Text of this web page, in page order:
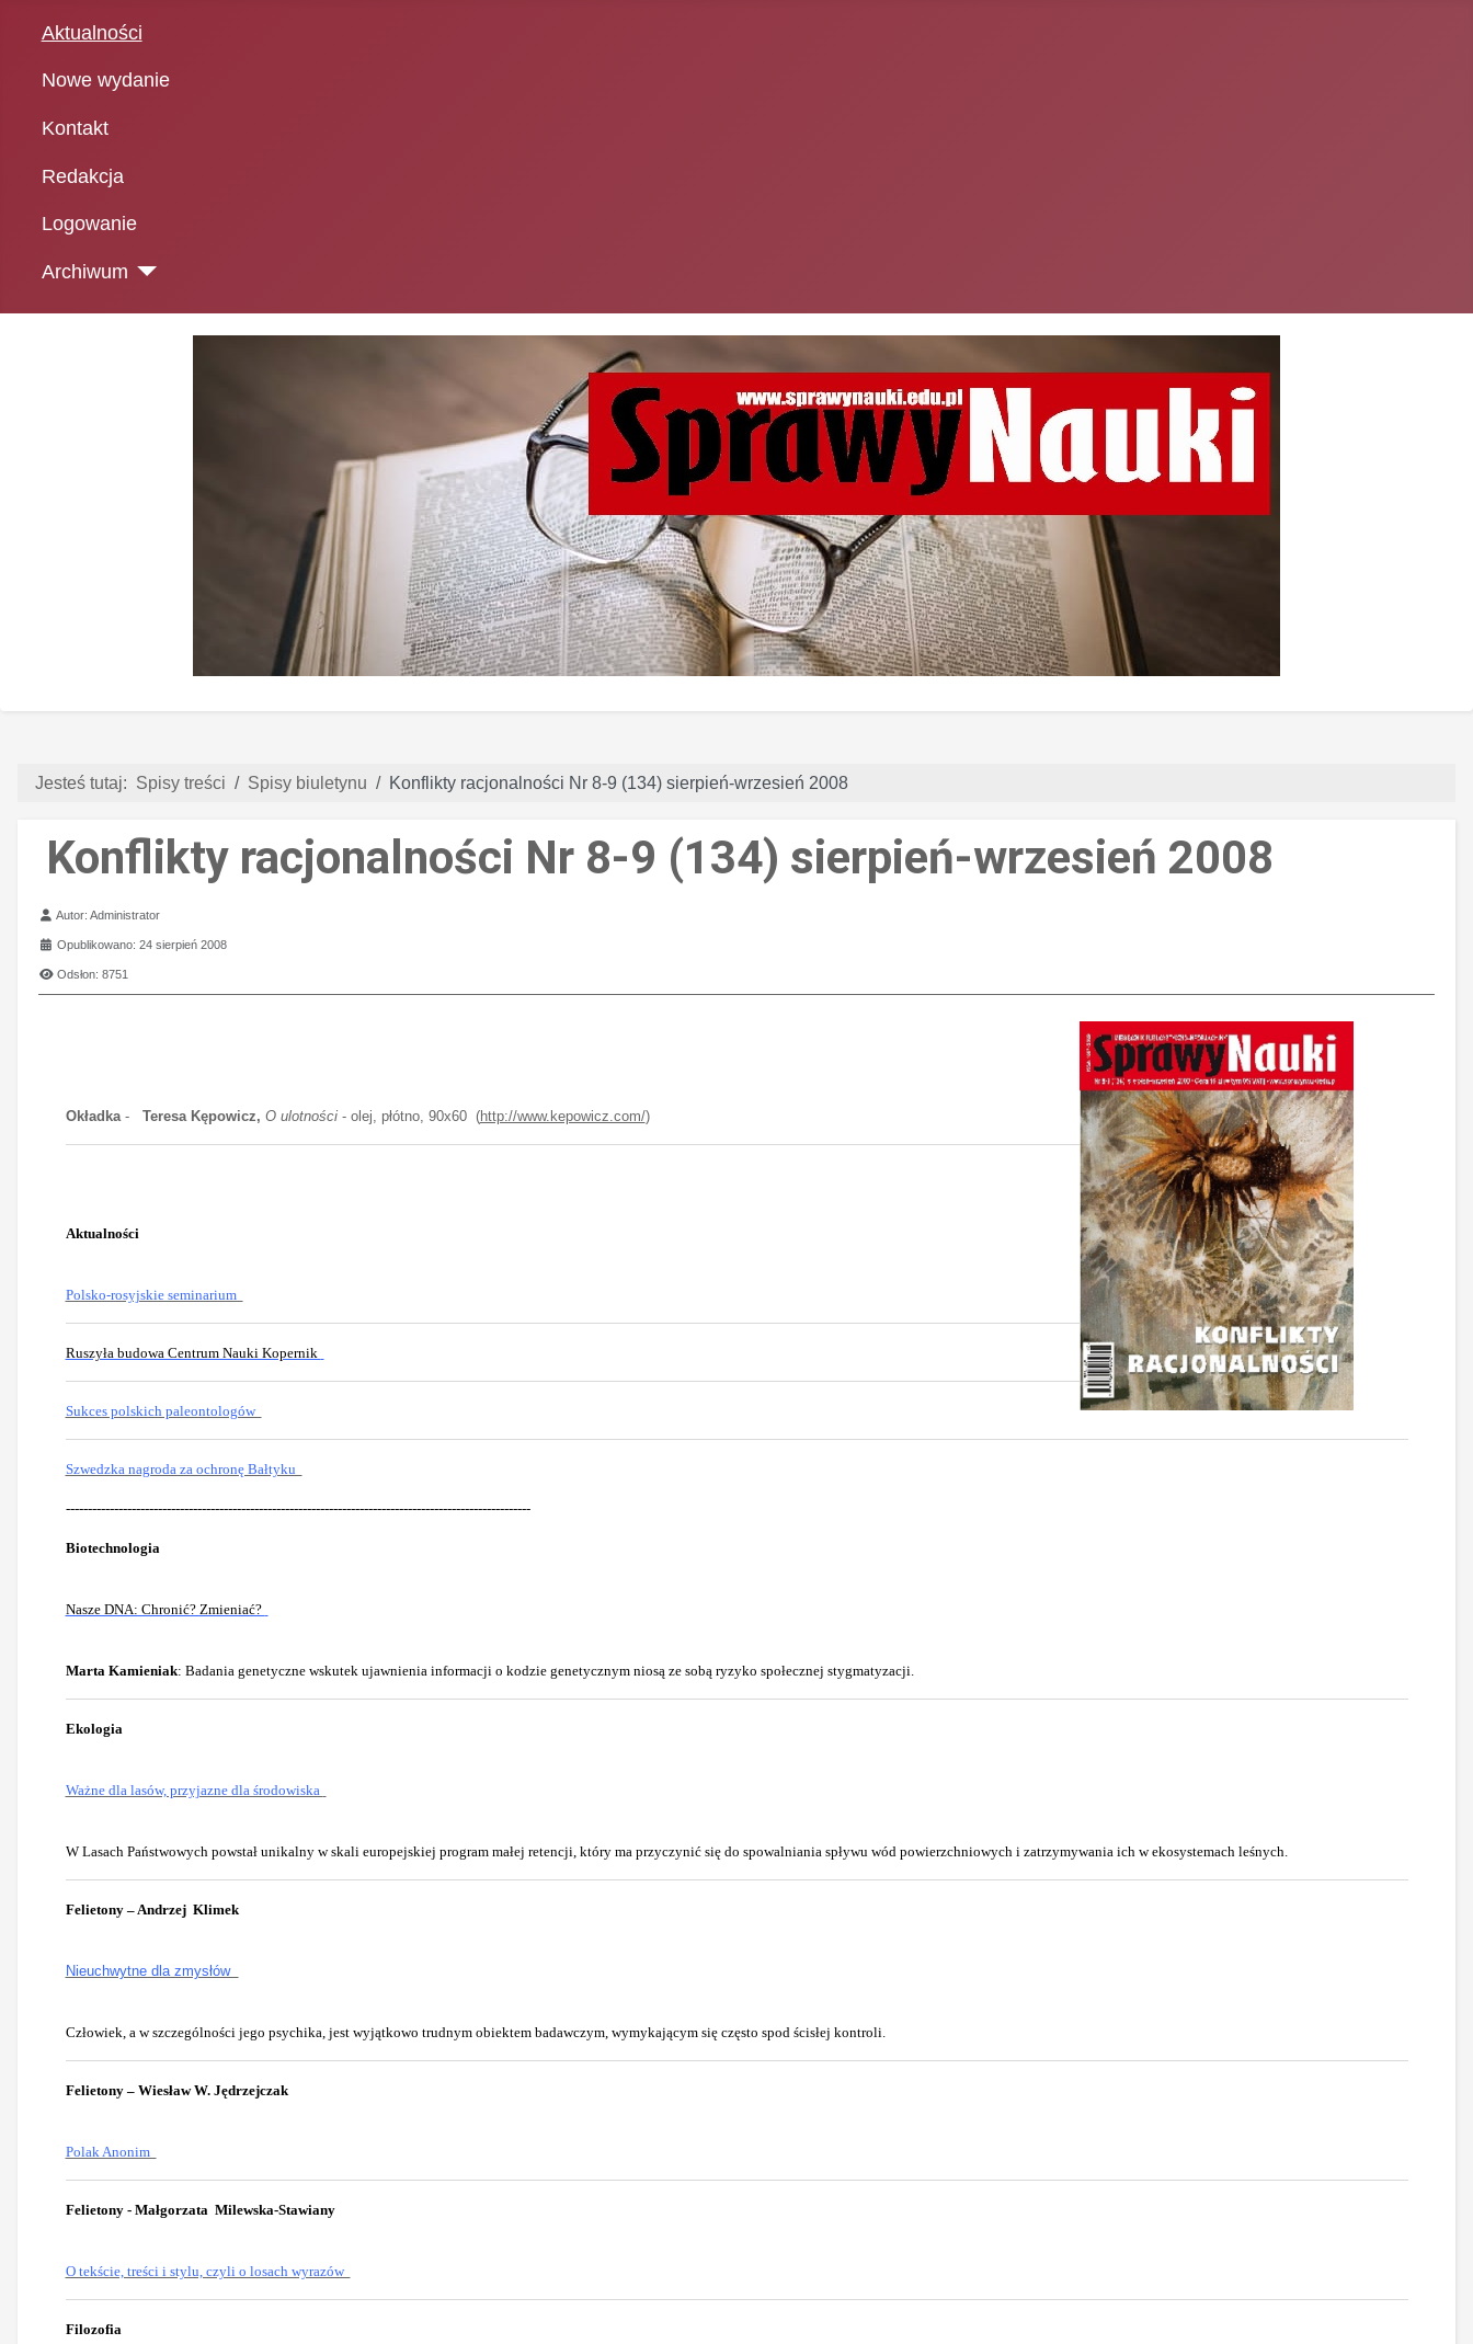
Aktualności
Nowe wydanie
Kontakt
Redakcja
Logowanie
Archiwum
Jesteś tutaj: Spisy treści Spisy biuletynu Konflikty racjonalności Nr 8-9 (134) sierpień-wrzesień 2008
Konflikty racjonalności Nr 8-9 (134) sierpień-wrzesień 2008
Szczegóły
Autor:Administrator
Opublikowano: 24 sierpień 2008
Odsłon: 8751
Okładka- Teresa Kępowicz, O ulotności- olej, płótno, 90x60 (http://www.kepowicz.com/)
Aktualności
Polsko-rosyjskie seminarium
Ruszyła budowa Centrum Nauki Kopernik
Sukces polskich paleontologów
Szwedzka nagroda za ochronę Bałtyku
----------------------------------------------------------------------------------------------------------
Biotechnologia
Nasze DNA: Chronić? Zmieniać?
Marta Kamieniak: Badania genetyczne wskutek ujawnienia informacji o kodzie genetycznym niosą ze sobą ryzyko społecznej stygmatyzacji.
Ekologia
Ważne dla lasów, przyjazne dla środowiska
W Lasach Państwowych powstał unikalny w skali europejskiej program małej retencji, który ma przyczynić się do spowalniania spływu wód powierzchniowych i zatrzymywania ich w ekosystemach leśnych.
Felietony – Andrzej Klimek
Nieuchwytne dla zmysłów
Człowiek, a w szczególności jego psychika, jest wyjątkowo trudnym obiektem badawczym, wymykającym się często spod ścisłej kontroli.
Felietony – Wiesław W. Jędrzejczak
Polak Anonim
Felietony - Małgorzata Milewska-Stawiany
O tekście, treści i stylu, czyli o losach wyrazów
Filozofia